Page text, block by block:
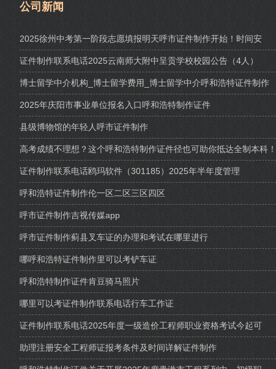
公司新闻
2025徐州中考第一阶段志愿填报明天呼市证件制作开始！时间安
证件制作联系电话2025云南师大附中呈贡学校校园公告（4人）
博士留学中介机构_博士留学费用_博士留学中介呼和浩特证件制作
2025年庆阳市事业单位报名入口呼和浩特制作证件
县级博物馆的年轻人呼市证件制作
高考成绩不理想？这个呼和浩特制作证件径也可助你抵达全制本科！
证件制作联系电话鸥玛软件（301185）2025年半年度管理
呼和浩特证件制作伦一区二区三区四区
呼市证件制作吉视传媒app
呼市证件制作蓟县叉车证的办理和考试在哪里进行
哪呼和浩特证件制作里可以考铲车证
呼和浩特制作证件肯豆骑马照片
哪里可以考证件制作联系电话行车工作证
证件制作联系电话2025年度一级造价工程师职业资格考试今起可
助理注册安全工程师证报考条件及时间详解证件制作